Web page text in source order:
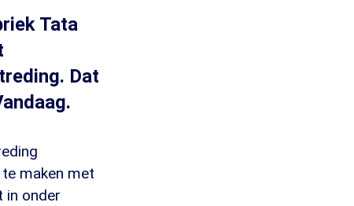
Tata
Dat
maken met
in onder